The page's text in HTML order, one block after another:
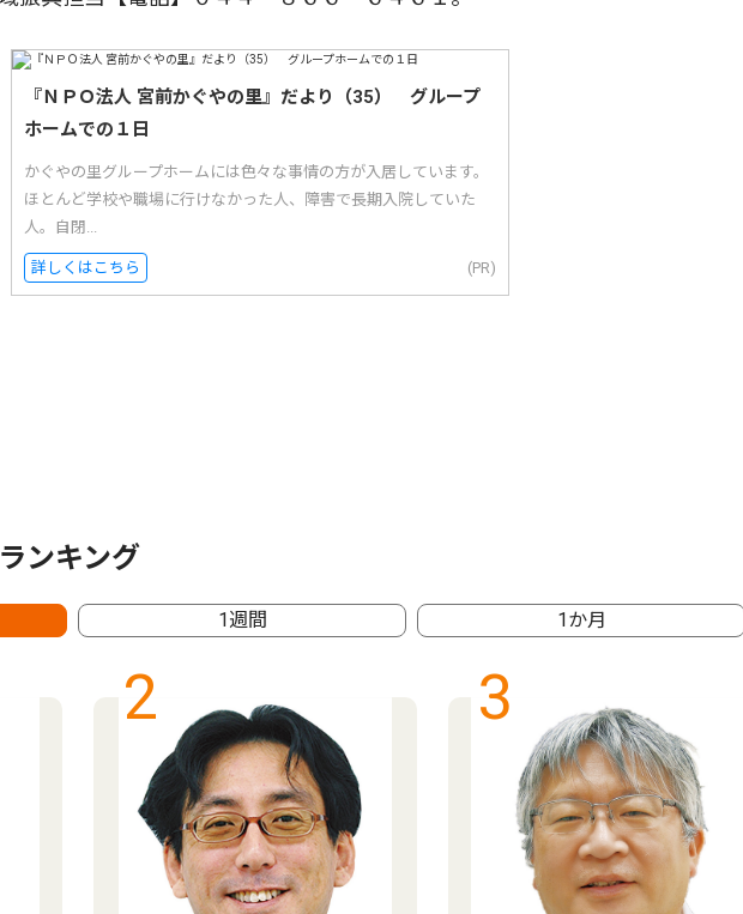
『ＮＰＯ法人 宮前かぐやの里』だより（35） グループ
ホームでの１日
かぐやの里グループホームには色々な事情の方が入居しています。
ほとんど学校や職場に行けなかった人、障害で長期入院していた
人。自閉...
詳しくはこちら (PR)
ンキング
1週間 1か月
2 3